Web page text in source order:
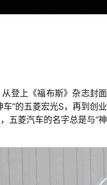
登上《福布斯》杂志封面
”的五菱宏光S，再到创业
五菱汽车的名字总是与“神